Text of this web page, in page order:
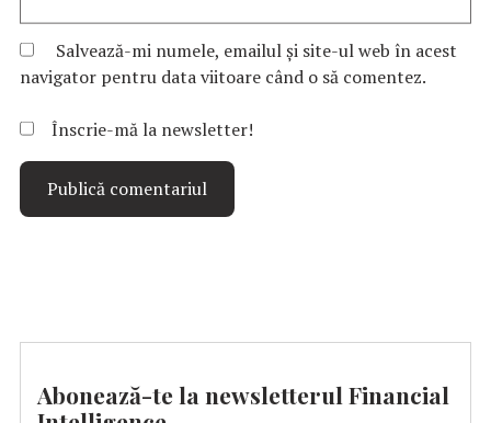
Salvează-mi numele, emailul și site-ul web în acest
navigator pentru data viitoare când o să comentez.
Înscrie-mă la newsletter!
Abonează-te la newsletterul Financial